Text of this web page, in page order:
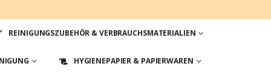
REINIGUNGSZUBEHÖR & VERBRAUCHSMATERIALIEN
HYGIENEPAPIER & PAPIERWAREN